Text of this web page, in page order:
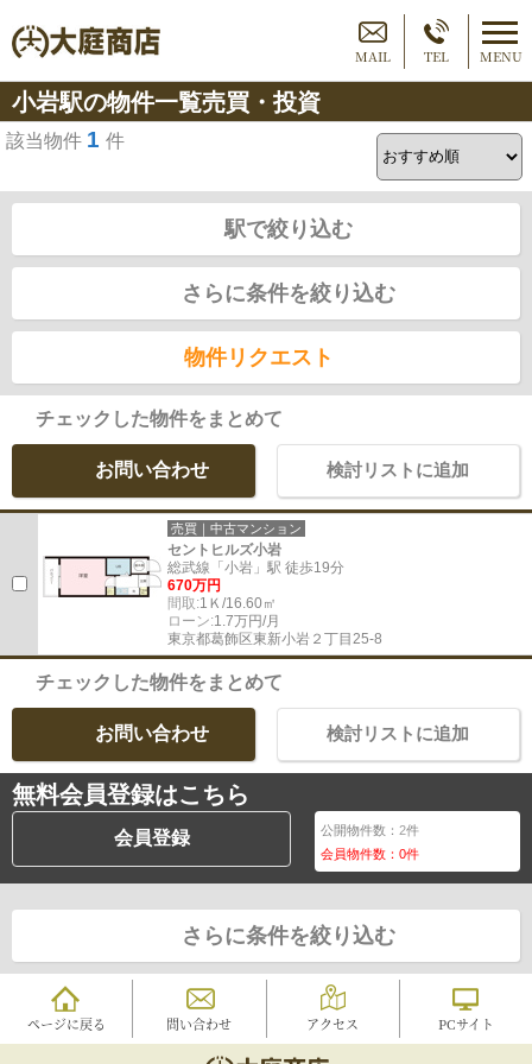
MAIL TEL MENU
小岩駅の物件一覧売買・投資
該当物件 1 件
駅で絞り込む
さらに条件を絞り込む
物件リクエスト
チェックした物件をまとめて
お問い合わせ 検討リストに追加
売買｜中古マンション
セントヒルズ小岩
総武線「小岩」駅 徒歩19分
670万円
間取:1Ｋ/16.60㎡
ローン:1.7万円/月
東京都葛飾区東新小岩２丁目25-8
チェックした物件をまとめて
お問い合わせ 検討リストに追加
無料会員登録はこちら
会員登録 公開物件数：2件
会員物件数：0件
さらに条件を絞り込む
ページに戻る 問い合わせ アクセス PCサイト